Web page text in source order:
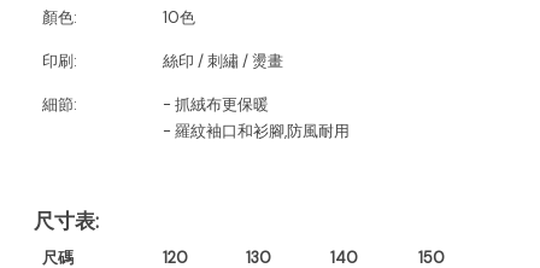
顏色: 10色
印刷: 絲印 / 刺繡 / 燙畫
細節:
- 抓絨布更保暖
- 羅紋袖口和衫腳,防風耐用
尺寸表:
尺碼 120 130 140 150